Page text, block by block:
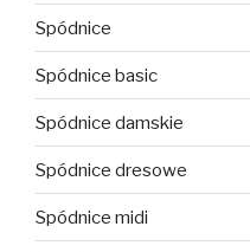
Spódnice
Spódnice basic
Spódnice damskie
Spódnice dresowe
Spódnice midi